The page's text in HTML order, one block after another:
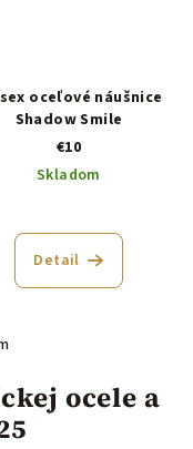
oceľové náušnice
Shadow Smile
€10
Skladom
Detail
ocele a